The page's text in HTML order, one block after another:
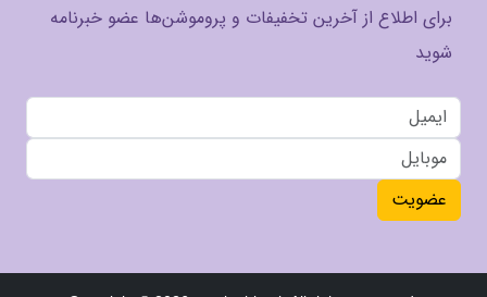
برای اطلاع از آخرین تخفیفات و پروموشن‌ها عضو خبرنامه
شوید
عضویت